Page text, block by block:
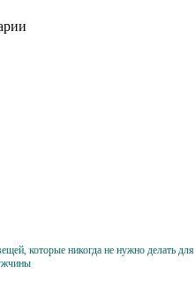
которые никогда не нужно делать для